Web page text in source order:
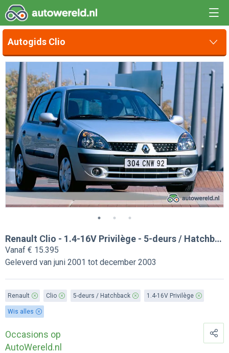
Autogids Clio
Renault Clio - 1.4-16V Privilège - 5-deurs / Hatchback
Vanaf € 15.395
Geleverd van juni 2001 tot december 2003
Renault Clio 5-deurs / Hatchback 1.4-16V Privilège
Wis alles
Occasions op
AutoWereld.nl